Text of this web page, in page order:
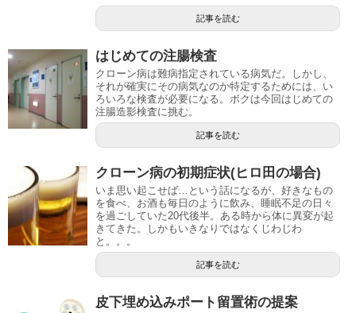
記事を読む
はじめての注腸検査
クローン病は難病指定されている病気だ。しかし、
それが確実にその病気なのか特定するためには、い
ろいろな検査が必要になる。ボクは今回はじめての
注腸造影検査に挑む。
記事を読む
クローン病の初期症状(ヒロ田の場合)
いま思い起こせば…という話になるが、好きなもの
を食べ、お酒も毎日のように飲み、睡眠不足の日々
を過ごしていた20代後半。ある時から体に異変が起
きてきた。しかもいきなりではなくじわじわ
と。。。
記事を読む
皮下埋め込みポート留置術の提案